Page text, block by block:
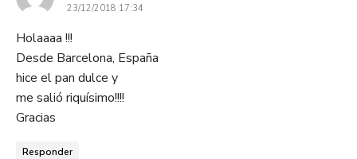
23/12/2018 17:34
Holaaaa !!!
Desde Barcelona, España
hice el pan dulce y
me salió riquísimo!!!!
Gracias
Responder